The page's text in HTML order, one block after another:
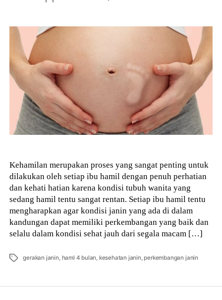
Kehamilan merupakan proses yang sangat penting untuk
dilakukan oleh setiap ibu hamil dengan penuh perhatian
dan kehati hatian karena kondisi tubuh wanita yang
sedang hamil tentu sangat rentan. Setiap ibu hamil tentu
mengharapkan agar kondisi janin yang ada di dalam
kandungan dapat memiliki perkembangan yang baik dan
selalu dalam kondisi sehat jauh dari segala macam […]
Tags gerakan janin, haml 4 bulan, kesehatan janin,perkembangan janin